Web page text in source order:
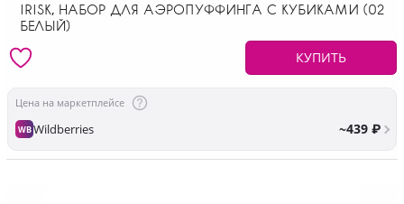
IRISK, НАБОР ДЛЯ АЭРОПУФФИНГА С КУБИКАМИ (02
БЕЛЫЙ)
КУПИТЬ
Цена на маркетплейсе
WBWildberries ~439 ₽